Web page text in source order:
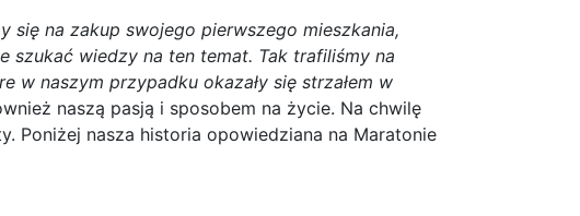
się na zakup swojego pierwszego mieszkania,
szukać wiedzy na ten temat. Tak trafiliśmy na
w naszym przypadku okazały się strzałem w
naszą pasją i sposobem na życie. Na chwilę
Poniżej nasza historia opowiedziana na Maratonie